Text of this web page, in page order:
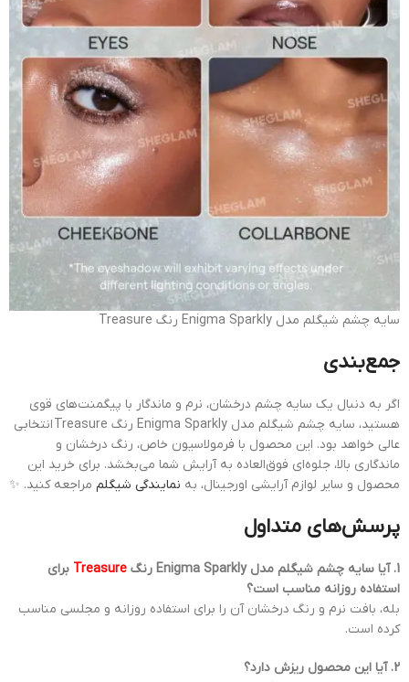
سایه چشم شیگلم مدل Enigma Sparkly رنگ Treasure
جمع‌بندی
اگر به دنبال یک سایه چشم درخشان، نرم و ماندگار با پیگمنت‌های قوی
هستید، سایه چشم شیگلم مدل Enigma Sparkly رنگ Treasure انتخابی
عالی خواهد بود. این محصول با فرمولاسیون خاص، رنگ درخشان و
ماندگاری بالا، جلوه‌ای فوق‌العاده به آرایش شما می‌بخشد. برای خرید این
محصول و سایر لوازم آرایشی اورجینال، به نمایندگی شیگلم مراجعه کنید. ✨
پرسش‌های متداول
1. آیا سایه چشم شیگلم مدل Enigma Sparkly رنگ Treasure برای
استفاده روزانه مناسب است؟
بله، بافت نرم و رنگ درخشان آن را برای استفاده روزانه و مجلسی مناسب
کرده است.
2. آیا این محصول ریزش دارد؟